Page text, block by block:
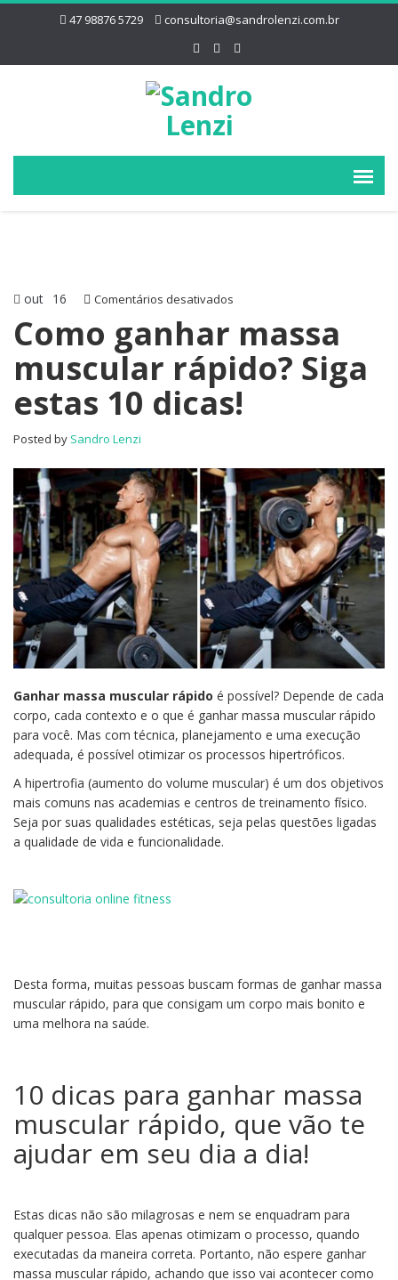
47 98876 5729 consultoria@sandrolenzi.com.br
out 16 Comentários desativados
ganhar
massa
muscular
rápido?
Siga
dicas!
Como ganhar massa
muscular rápido? Siga
estas 10 dicas!
Posted by Sandro Lenzi
Ganhar massa muscular rápido é possível? Depende de cada
corpo, cada contexto e o que é ganhar massa muscular rápido
para você. Mas com técnica, planejamento e uma execução
adequada, é possível otimizar os processos hipertróficos.
A hipertrofia (aumento do volume muscular) é um dos objetivos
mais comuns nas academias e centros de treinamento físico.
Seja por suas qualidades estéticas, seja pelas questões ligadas
a qualidade de vida e funcionalidade.
Desta forma, muitas pessoas buscam formas de ganhar massa
muscular rápido, para que consigam um corpo mais bonito e
uma melhora na saúde.
10 dicas para ganhar massa
muscular rápido, que vão te
ajudar em seu dia a dia!
Estas dicas não são milagrosas e nem se enquadram para
qualquer pessoa. Elas apenas otimizam o processo, quando
executadas da maneira correta. Portanto, não espere ganhar
massa muscular rápido, achando que isso vai acontecer como